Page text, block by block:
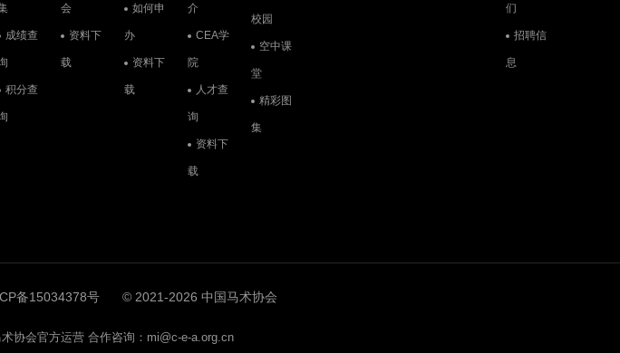
成绩查
积分查
会
资料下
载
如何申
办
资料下
载
介
CEA学
院
人才查
询
资料下
载
校园
空中课
堂
精彩图
集
们
招聘信
息
备15034378号 © 2021-2026 中国马术协会
协会官方运营 合作咨询：mi@c-e-a.org.cn